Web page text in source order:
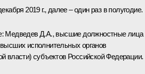
2019 г., далее – один раз в полугодие.
Медведев Д.А., высшие должностные лица
исполнительных органов
власти) субъектов Российской Федерации.